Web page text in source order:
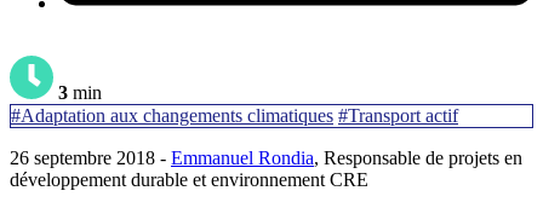
3 min
#Adaptation aux changements climatiques #Transport actif
26 septembre 2018 - Emmanuel Rondia, Responsable de projets en
développement durable et environnement CRE